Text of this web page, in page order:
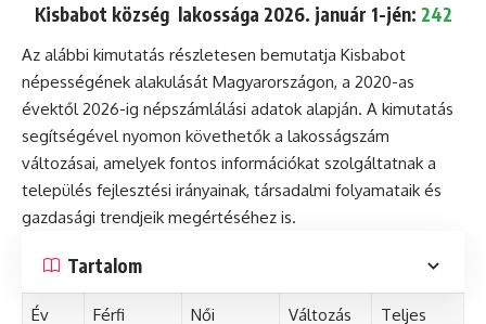
Kisbabot község lakossága 2026. január 1-jén: 242
Az alábbi kimutatás részletesen bemutatja Kisbabot
népességének alakulását Magyarországon, a 2020-as
évektől 2026-ig népszámlálási adatok alapján. A kimutatás
segítségével nyomon követhetők a lakosságszám
változásai, amelyek fontos információkat szolgáltatnak a
település fejlesztési irányainak, társadalmi folyamataik és
gazdasági trendjeik megértéséhez is.
Tartalom
Év
Férfi
Női
Változás
Teljes